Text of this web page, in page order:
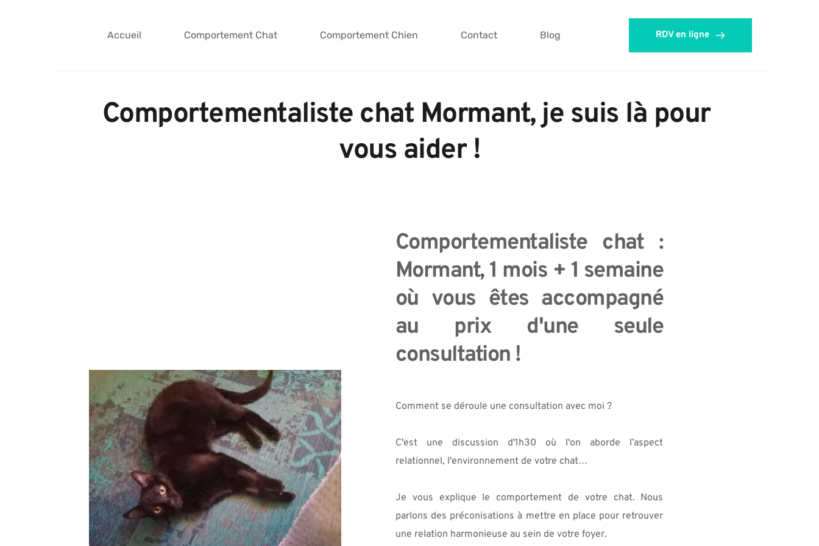
Accueil Comportement Chat Comportement Chien Contact Blog RDV en ligne
Comportementaliste chat Mormant, je suis là pour
vous aider !
Comportementaliste chat :
Mormant, 1 mois + 1 semaine
où vous êtes accompagné
au prix d'une seule
consultation !
Comment se déroule une consultation avec moi ?
C'est une discussion d'1h30 où l'on aborde l’aspect
relationnel, l'environnement de votre chat…
Je vous explique le comportement de votre chat. Nous
parlons des préconisations à mettre en place pour retrouver
une relation harmonieuse au sein de votre foyer.